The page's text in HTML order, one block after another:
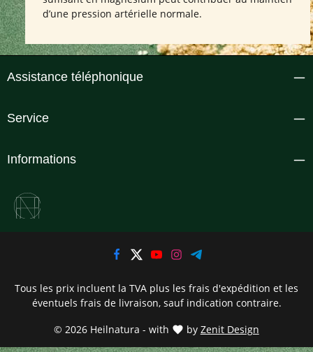
d’une pression artérielle normale.
Assistance téléphonique
Service
Informations
© 2026 Heilnatura - with by Zenit Design
Tous les prix incluent la TVA plus les frais d'expédition et les
éventuels frais de livraison, sauf indication contraire.